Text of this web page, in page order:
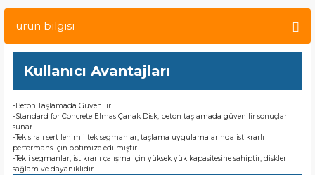
ürün bilgisi
Kullanıcı Avantajları
-Beton Taşlamada Güvenilir
-Standard for Concrete Elmas Çanak Disk, beton taşlamada güvenilir sonuçlar
sunar
-Tek sıralı sert lehimli tek segmanlar, taşlama uygulamalarında istikrarlı
performans için optimize edilmiştir
-Tekli segmanlar, istikrarlı çalışma için yüksek yük kapasitesine sahiptir, diskler
sağlam ve dayanıklıdır